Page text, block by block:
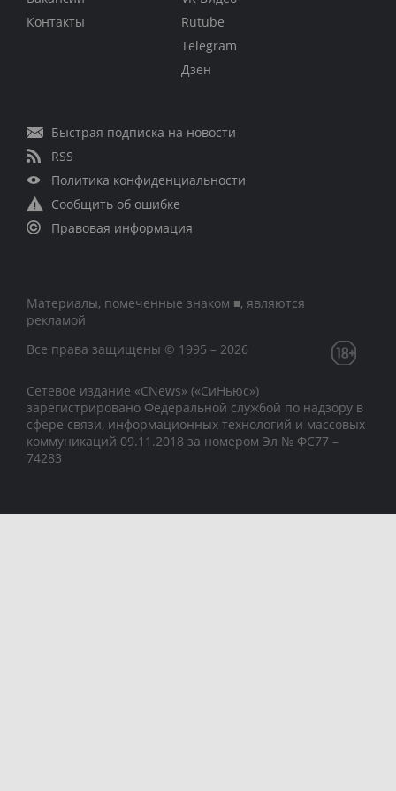
Контакты
Rutube
Telegram
Дзен
Быстрая подписка на новости
RSS
Политика конфиденциальности
Сообщить об ошибке
Правовая информация
Материалы, помеченные знаком ■, являются
рекламой
Все права защищены © 1995 – 2026
Сетевое издание «CNews» («СиНьюс»)
зарегистрировано Федеральной службой по надзору в
сфере связи, информационных технологий и массовых
коммуникаций 09.11.2018 за номером Эл № ФС77 –
74283